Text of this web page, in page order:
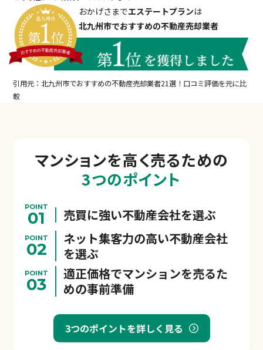
おかげさまでエステートプランは
北九州市でおすすめの不動産売却業者
引用元：北九州市でおすすめの不動産売却業者21選！口コミ評価を元に比
較
マンションを高く売るための
3つのポイント
POINT
01 売買に強い不動産会社を選ぶ
POINT
02
ネット集客力の高い不動産会社
を選ぶ
POINT
03
適正価格でマンションを売るた
めの事前準備
3つのポイントを詳しく見る